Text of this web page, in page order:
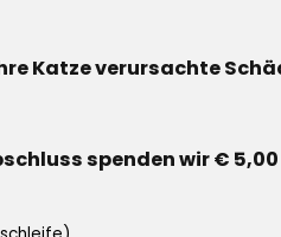
Katze verursachte
spenden wir €